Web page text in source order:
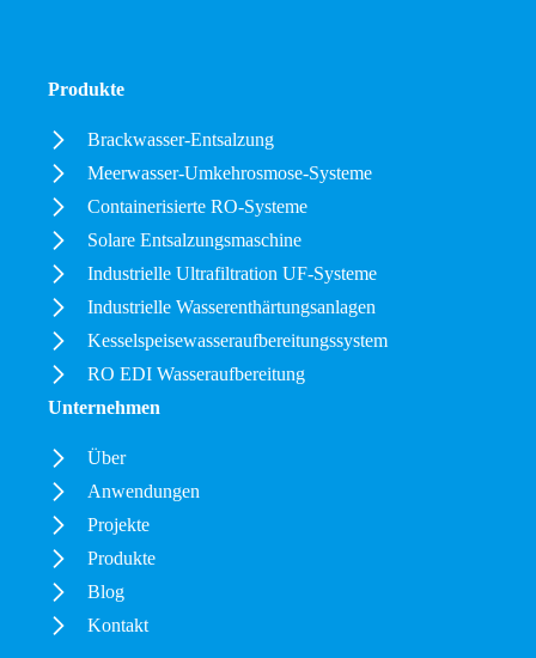
Produkte
Brackwasser-Entsalzung
Meerwasser-Umkehrosmose-Systeme
Containerisierte RO-Systeme
Solare Entsalzungsmaschine
Industrielle Ultrafiltration UF-Systeme
Industrielle Wasserenthärtungsanlagen
Kesselspeisewasseraufbereitungssystem
RO EDI Wasseraufbereitung
Unternehmen
Über
Anwendungen
Projekte
Produkte
Blog
Kontakt